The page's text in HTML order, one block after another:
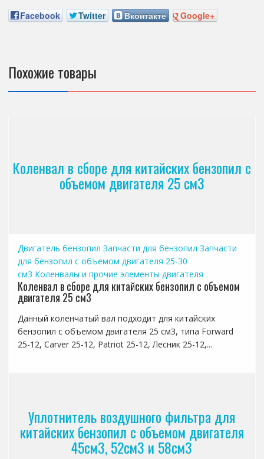
Facebook Twitter Вконтакте Google+
Похожие товары
Коленвал в сборе для китайских бензопил с
объемом двигателя 25 см3
Двигатель бензопил Запчасти для бензопил Запчасти
для бензопил с объемом двигателя 25-30
см3 Коленвалы и прочие элементы двигателя
Коленвал в сборе для китайских бензопил с объемом
двигателя 25 см3
Данный коленчатый вал подходит для китайских
бензопил с объемом двигателя 25 см3, типа Forward
25-12, Carver 25-12, Patriot 25-12, Лесник 25-12,...
Уплотнитель воздушного фильтра для
китайских бензопил с объемом двигателя
45см3, 52см3 и 58см3